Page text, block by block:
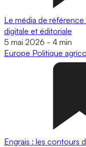
Le média de
digitale et éditoriale
5 mai 2026 - 4 min
Europe Politique
Engrais : les contours